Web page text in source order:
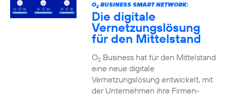
O2BUSINESS SMART NETWORK:
Die digitale
Vernetzungslösung
für den Mittelstand
O2Business hat für den Mittelstand
eine neue digitale
Vernetzungslösung entwickelt, mit
der Unternehmen ihre Firmen-